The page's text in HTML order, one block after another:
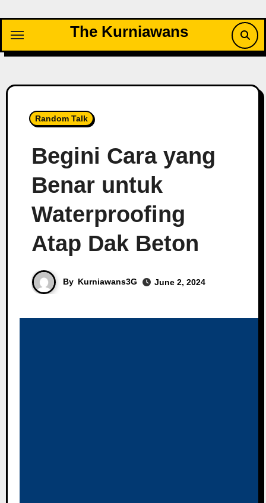
content
The Kurniawans
Random Talk
Begini Cara yang
Benar untuk
Waterproofing
Atap Dak Beton
By Kurniawans3G June 2, 2024